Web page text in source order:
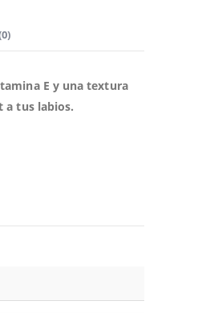
E y una textura
a tus labios.